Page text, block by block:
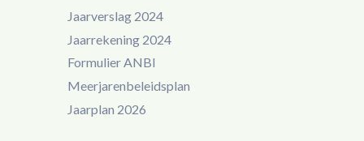
Jaarverslag 2024
Jaarrekening 2024
Formulier ANBI
Meerjarenbeleidsplan
Jaarplan 2026